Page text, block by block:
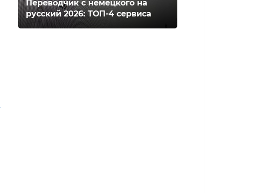
Переводчик с немецкого на
русский 2026: ТОП-4 сервиса